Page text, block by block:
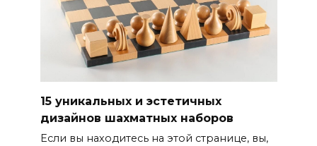
15 уникальных и эстетичных
дизайнов шахматных наборов
Если вы находитесь на этой странице, вы,